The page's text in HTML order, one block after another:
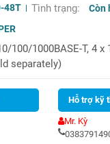
48T Tình trạng: Còn
100/1000BASE-T, 4 x
separately)
Hỗ trợ kỹ
Mr. Kỳ